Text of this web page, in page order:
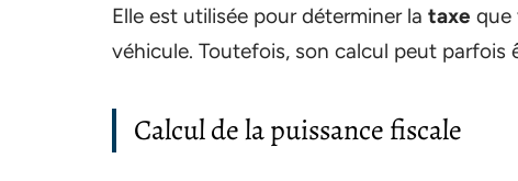
Elle est utilisée pour déterminer la taxe que
véhicule. Toutefois, son calcul peut parfois
Calcul de la puissance fiscale